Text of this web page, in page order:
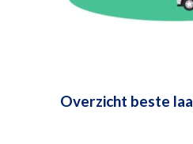
Overzicht beste